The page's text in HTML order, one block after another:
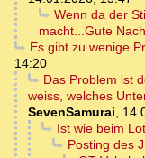
Wenn da der
macht...Gute
Es gibt zu wenige
14:20
Das Problem ist
weiss, welches
SevenSamurai,
Ist wie beim
Posting des J